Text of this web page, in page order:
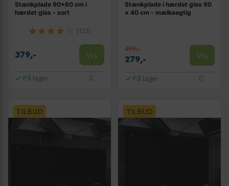
Stænkplade 90×60 cm i
hærdet glas - sort
(125)
379,- Vis
På lager
Stænkplade i hærdet glas 90
× 40 cm - mælkeagtig
399,-
279,- Vis
På lager
TILBUD TILBUD